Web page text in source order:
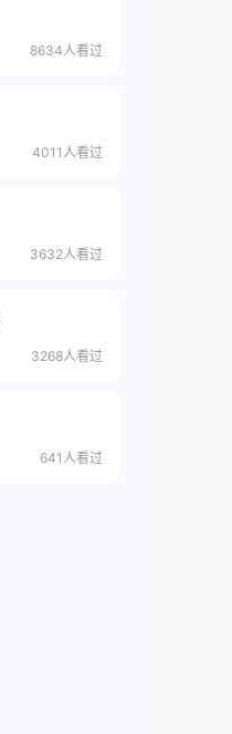
8634人看过
4011人看过
3632人看过
3268人看过
641人看过